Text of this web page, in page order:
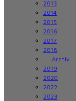
2013
2014
2015
2016
2017
2018
Archiv
2019
2020
2022
2023